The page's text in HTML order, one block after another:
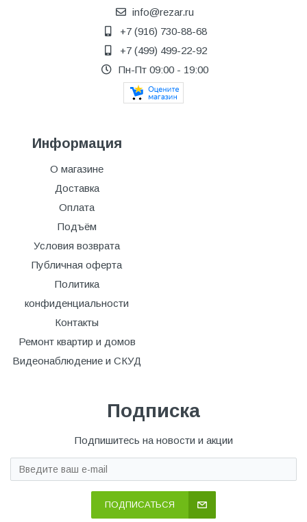
info@rezar.ru
+7 (916) 730-88-68
+7 (499) 499-22-92
Пн-Пт 09:00 - 19:00
Информация
О магазине
Доставка
Оплата
Подъём
Условия возврата
Публичная оферта
Политика
конфиденциальности
Контакты
Ремонт квартир и домов
Видеонаблюдение и СКУД
Подписка
Подпишитесь на новости и акции
ПОДПИСАТЬСЯ